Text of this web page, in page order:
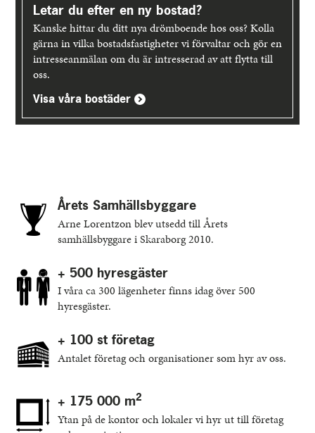
Letar du efter en ny bostad?
Kanske hittar du ditt nya drömboende hos oss? Kolla
gärna in vilka bostadsfastigheter vi förvaltar och gör en
intresseanmälan om du är intresserad av att flytta till
oss.
Visa våra bostäder
Årets Samhällsbyggare
Arne Lorentzon blev utsedd till Årets
samhällsbyggare i Skaraborg 2010.
+ 500 hyresgäster
I våra ca 300 lägenheter finns idag över 500
hyresgäster.
+ 100 st företag
Antalet företag och organisationer som hyr av oss.
+ 175 000 m2
Ytan på de kontor och lokaler vi hyr ut till företag